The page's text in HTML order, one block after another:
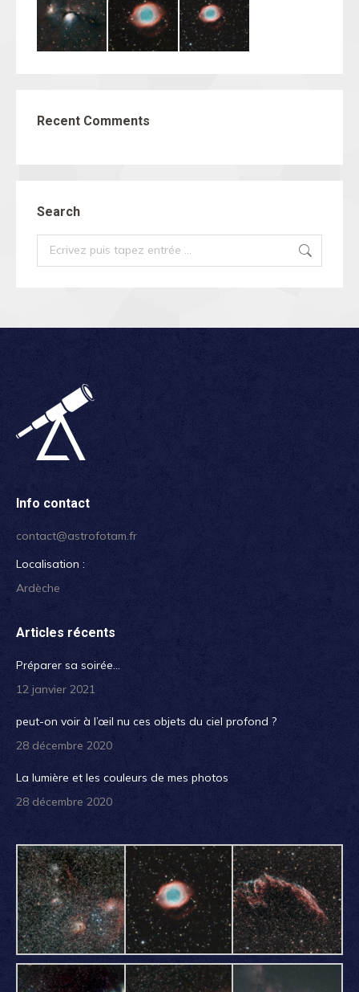
Recent Comments
Search
Search:
Info contact
contact@astrofotam.fr
Localisation :
Ardèche
Articles récents
Préparer sa soirée…
12 janvier 2021
peut-on voir à l’œil nu ces objets du ciel profond ?
28 décembre 2020
La lumière et les couleurs de mes photos
28 décembre 2020